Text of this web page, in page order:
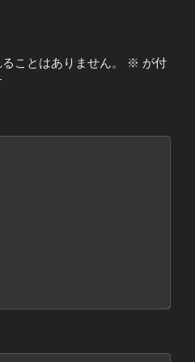
ことはありません。 ※ が付